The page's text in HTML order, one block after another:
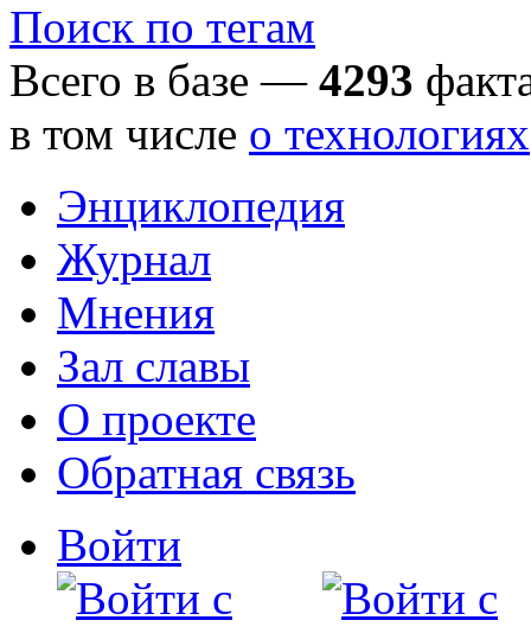
Поиск по тегам
Всего в базе — 4293
в том числе о технологиях
Энциклопедия
Журнал
Мнения
Зал славы
О проекте
Обратная связь
Войти